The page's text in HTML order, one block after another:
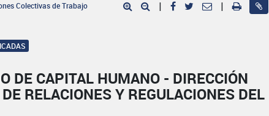
Colectivas de Trabajo
| |
DE CAPITAL HUMANO - DIRECCIÓN
RELACIONES Y REGULACIONES DEL